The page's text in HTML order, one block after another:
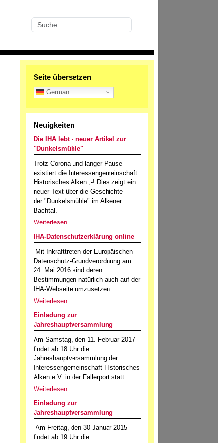
Suchen
Seite übersetzen
German
Neuigkeiten
Die IHA lebt - neuer Artikel zur
"Dunkelsmühle"
Trotz Corona und langer Pause
existiert die Interessengemeinschaft
Historisches Alken ;-! Dies zeigt ein
neuer Text über die Geschichte
der "Dunkelsmühle" im Alkener
Bachtal.
Weiterlesen …
IHA-Datenschutzerklärung online
Mit Inkrafttreten der Europäischen
Datenschutz-Grundverordnung am
24. Mai 2016 sind deren
Bestimmungen natürlich auch auf der
IHA-Webseite umzusetzen.
Weiterlesen …
Einladung zur
Jahreshauptversammlung
Am Samstag, den 11. Februar 2017
findet ab 18 Uhr die
Jahreshauptversammlung der
Interessengemeinschaft Historisches
Alken e.V. in der Fallerport statt.
Weiterlesen …
Einladung zur
Jahreshauptversammlung
Am Freitag, den 30 Januar 2015
findet ab 19 Uhr die